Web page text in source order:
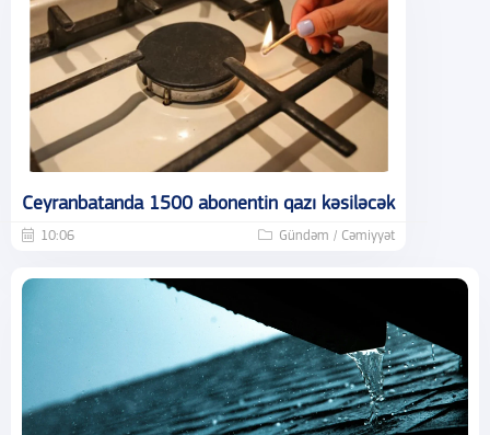
Ceyranbatanda 1500 abonentin qazı kəsiləcək
10:06 Gündəm / Cəmiyyət